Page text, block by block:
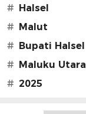
# Halsel
# Malut
# Bupati Halsel
# Maluku Utara
# 2025